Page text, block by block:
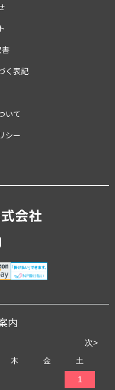
く表記
いて
シー
内
次>
木 金 土
1